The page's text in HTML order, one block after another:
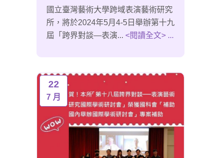
國立臺灣藝術大學跨域表演藝術研究
所，將於2024年5月4-5日舉辦第十九
屆「跨界對談―表演... <閱讀全文> ...
22
7 月